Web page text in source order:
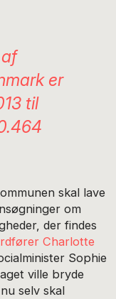
er
til
skal lave
om
der findes
Charlotte
Sophie
ville bryde
selv skal